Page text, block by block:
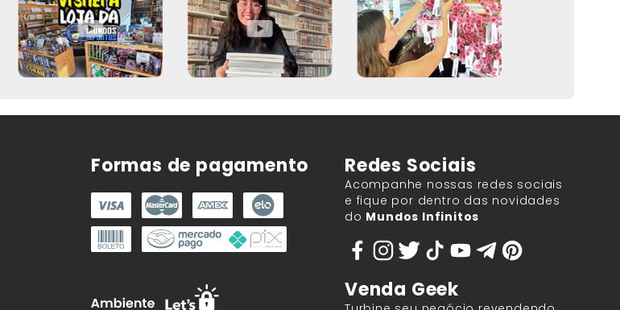
Formas de pagamento Redes Sociais
Acompanhe nossas redes sociais
e fique por dentro das novidades
do Mundos Infinitos
Venda Geek